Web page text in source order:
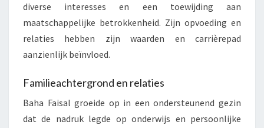
diverse interesses en een toewijding aan
maatschappelijke betrokkenheid. Zijn opvoeding en
relaties hebben zijn waarden en carrièrepad
aanzienlijk beïnvloed.
Familieachtergrond en relaties
Baha Faisal groeide op in een ondersteunend gezin
dat de nadruk legde op onderwijs en persoonlijke